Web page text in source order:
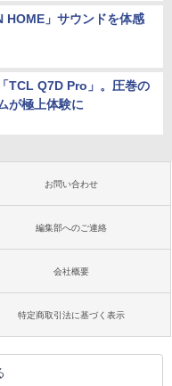
HOME」サウンドを体感
TCL Q7D Pro」。圧巻の
が極上体験に
お問い合わせ
編集部へのご連絡
会社概要
特定商取引法に基づく表示